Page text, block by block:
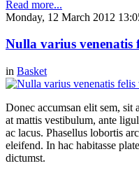
Read more...
Monday, 12 March 2012
Nulla varius venenatis
in Basket
Donec accumsan elit sem, sit
at mattis vestibulum, ante
ac lacus. Phasellus lobortis
eleifend. In hac habitasse
dictumst.